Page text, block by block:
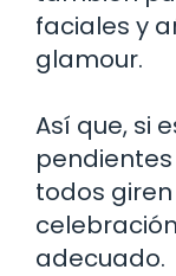
faciales y
glamour.
Así que, si
todos
adecuado.